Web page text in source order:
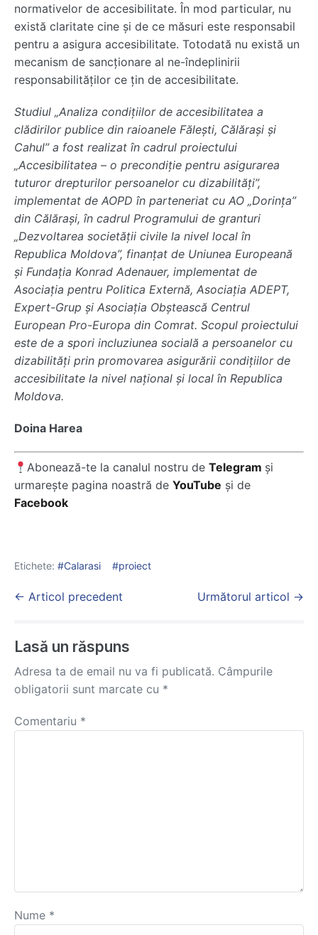
normativelor de accesibilitate. În mod particular, nu
există claritate cine și de ce măsuri este responsabil
pentru a asigura accesibilitate. Totodată nu există un
mecanism de sancționare al ne-îndeplinirii
responsabilităților ce țin de accesibilitate.
Studiul „Analiza condițiilor de accesibilitatea a
clădirilor publice din raioanele Fălești, Călărași și
Cahul” a fost realizat în cadrul proiectului
„Accesibilitatea – o precondiție pentru asigurarea
tuturor drepturilor persoanelor cu dizabilități”,
implementat de AOPD în parteneriat cu AO „Dorința”
din Călărași, în cadrul Programului de granturi
„Dezvoltarea societății civile la nivel local în
Republica Moldova”, finanțat de Uniunea Europeană
și Fundația Konrad Adenauer, implementat de
Asociația pentru Politica Externă, Asociația ADEPT,
Expert-Grup și Asociația Obștească Centrul
European Pro-Europa din Comrat. Scopul proiectului
este de a spori incluziunea socială a persoanelor cu
dizabilități prin promovarea asigurării condițiilor de
accesibilitate la nivel național și local în Republica
Moldova.
Doina Harea
Abonează-te la canalul nostru deTelegram și
urmarește pagina noastră de YouTube și de
Facebook
Etichete: Calarasi proiect
Post
← Articol precedent Următorul articol →
Lasă un răspuns
Adresa ta de email nu va fi publicată. Câmpurile
obligatorii sunt marcate cu *
Comentariu *
Nume *